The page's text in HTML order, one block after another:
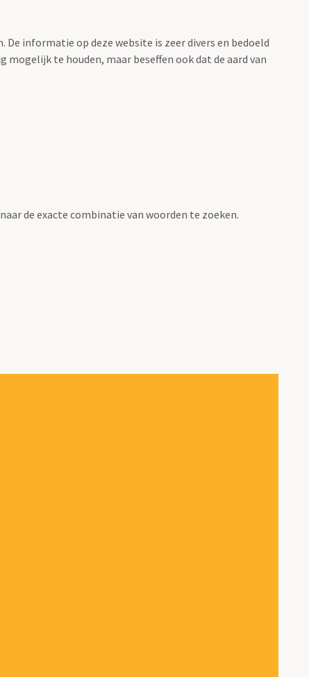
informatie op deze website is zeer divers en bedoeld
te houden, maar beseffen ook dat de aard van
de exacte combinatie van woorden te zoeken.